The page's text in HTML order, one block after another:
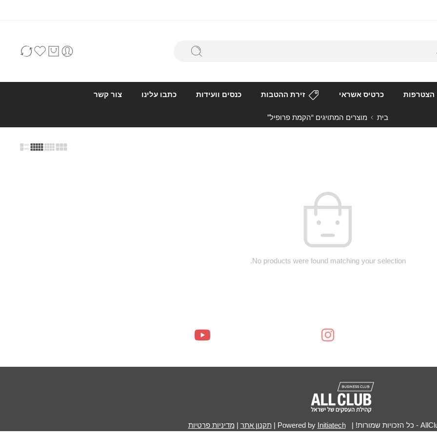
הצטרפות כרטיס אשראי זירת ההטבות כנסים וועידות כתבו עלינו צור קשר
בית מוצרים המתויגים “הקמת פרופיל”
No products were found matching your selection.
Initiatech
|תקנון אתר מדיניות פרטיות